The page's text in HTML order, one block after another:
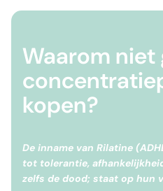
Waarom niet
kopen?
De inname van Rilatine
tot tolerantie,
zelfs de dood; staat op hun